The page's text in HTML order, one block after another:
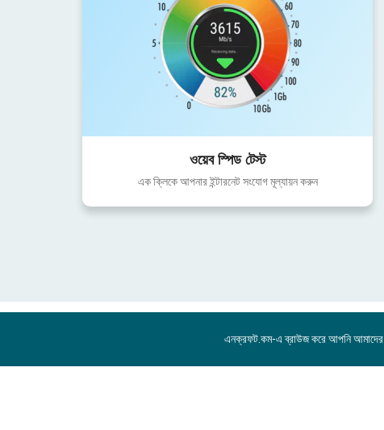
ওয়েব স্পিড টেস্ট
এক ক্লিকে আপনার ইন্টারনেট সংযোগ মূল্যায়ন করুন
এনক্রফট.কম-এ ব্রাউজ করে আপনি আমাদের